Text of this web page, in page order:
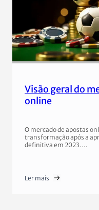
Visão geral do
online
O mercado de apostas
transformação após a
definitiva em 2023.…
Ler mais